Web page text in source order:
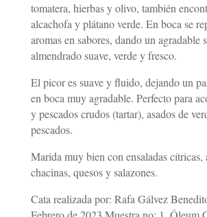
tomatera, hierbas y olivo, también
alcachofa y plátano verde. En boca se
aromas en sabores, dando un agradable
almendrado suave, verde y fresco.
El picor es suave y fluido, dejando un
en boca muy agradable. Perfecto para
y pescados crudos (tartar), asados de
pescados.
Marida muy bien con ensaladas cítricas,
chacinas, quesos y salazones.
Cata realizada por: Rafa Gálvez